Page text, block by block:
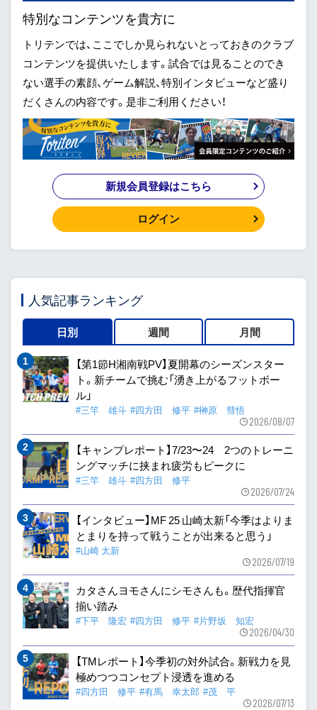
特別なコンテンツを貴方に
トリテンでは、ここでしか見られないとっておきのクラブ
コンテンツを提供いたします。試合では見ることのでき
ない選手の素顔、ゲーム解説、特別インタビューなど盛り
だくさんの内容です。是非ご利用ください！
新規会員登録はこちら
ログイン
人気記事ランキング
日別 週間 月間
【第1節H湘南戦PV】夏開幕のシーズンスター
ト。新チームで挑む「湧き上がるフットボー
ル」
#三竿 雄斗 #四方田 修平 #榊原 彗悟
2026/08/07
【キャンプレポート】7/23〜24 2つのトレーニ
ングマッチに挟まれ疲労もピークに
#三竿 雄斗 #四方田 修平
2026/07/24
【インタビュー】MF 25 山崎太新「今季はよりま
とまりを持って戦うことが出来ると思う」
#山崎 太新
2026/07/19
カタさんヨモさんにシモさんも。歴代指揮官
揃い踏み
#下平 隆宏 #四方田 修平 #片野坂 知宏
2026/04/30
【TMレポート】今季初の対外試合。新戦力を見
極めつつコンセプト浸透を進める
#四方田 修平 #有馬 幸太郎 #茂 平
2026/07/13